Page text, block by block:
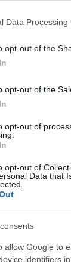
Data Processing
opt-out of the
opt-out of the
opt-out of
opt-out of
Data that
allow Google to
identifiers in
a
árfolyamot
az
tengely, az
és a
infrastruktúra
piaca